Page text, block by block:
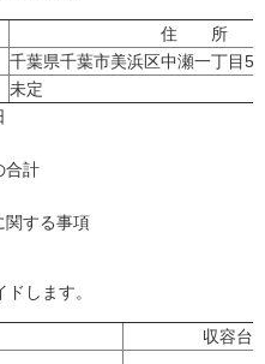
住 所
千葉県千葉市美浜区中瀬一丁目5
未定
合計
する事項
します。
収容台